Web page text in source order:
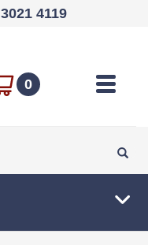
3021 4119
0 Toggle